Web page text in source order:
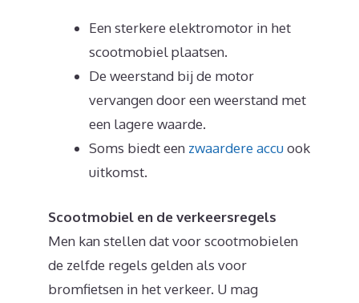
Een sterkere elektromotor in het
scootmobiel plaatsen.
De weerstand bij de motor
vervangen door een weerstand met
een lagere waarde.
Soms biedt een zwaardere accuook
uitkomst.
Scootmobiel en de verkeersregels
Men kan stellen dat voor scootmobielen
de zelfde regels gelden als voor
bromfietsen in het verkeer. U mag